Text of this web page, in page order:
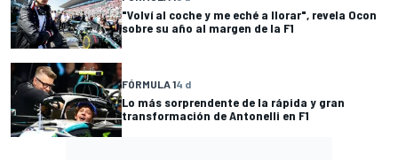
"Volví al coche y me eché a llorar", revela Ocon
sobre su año al margen de la F1
FÓRMULA 14 d
Lo más sorprendente de la rápida y gran
transformación de Antonelli en F1